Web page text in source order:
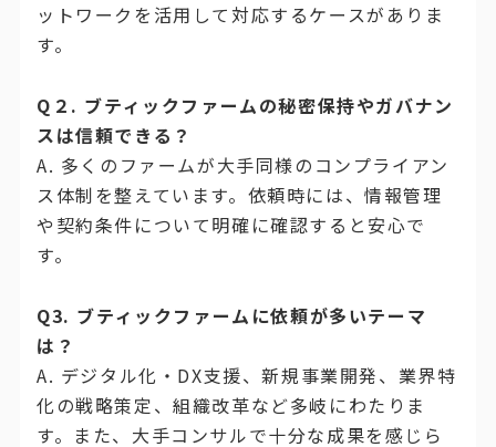
ットワークを活用して対応するケースがありま
す。
Q２. ブティックファームの秘密保持やガバナン
スは信頼できる？
A. 多くのファームが大手同様のコンプライアン
ス体制を整えています。依頼時には、情報管理
や契約条件について明確に確認すると安心で
す。
Q3. ブティックファームに依頼が多いテーマ
は？
A. デジタル化・DX支援、新規事業開発、業界特
化の戦略策定、組織改革など多岐にわたりま
す。また、大手コンサルで十分な成果を感じら